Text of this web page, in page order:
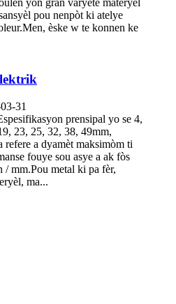
pou nenpòt ki atelye
èske w te konnen ke
31
prensipal yo se 4,
23, 25, 32, 38, 49mm,
refere a dyamèt maksimòm ti
fouye sou asye a ak fòs
/ mm.Pou metal ki pa fèr,
ma...